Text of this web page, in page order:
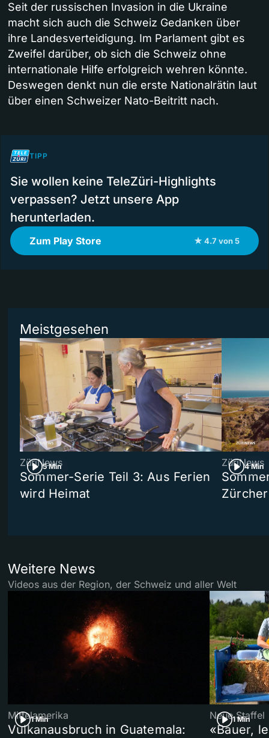
Seit der russischen Invasion in die Ukraine
macht sich auch die Schweiz Gedanken über
ihre Landesverteidigung. Im Parlament gibt es
Zweifel darüber, ob sich die Schweiz ohne
internationale Hilfe erfolgreich wehren könnte.
Deswegen denkt nun die erste Nationalrätin laut
über einen Schweizer Nato-Beitritt nach.
TIPP
Sie wollen keine TeleZüri-Highlights
verpassen? Jetzt unsere App
herunterladen.
Zum Play Store ★ 4.7 von 5
Meistgesehen
5 Min
ZüriNews
Sommer-Serie Teil 3: Aus Ferien
wird Heimat
4 Min
ZüriNews
Weitere News
Videos aus der Region, der Schweiz und aller Welt
1 Min
Mittelamerika
Vulkanausbruch in Guatemala:
1 Min
Neue Staffel
«Bauer,